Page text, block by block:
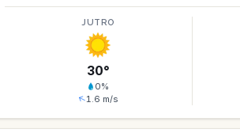
JUTRO
30°
0%
1.6 m/s